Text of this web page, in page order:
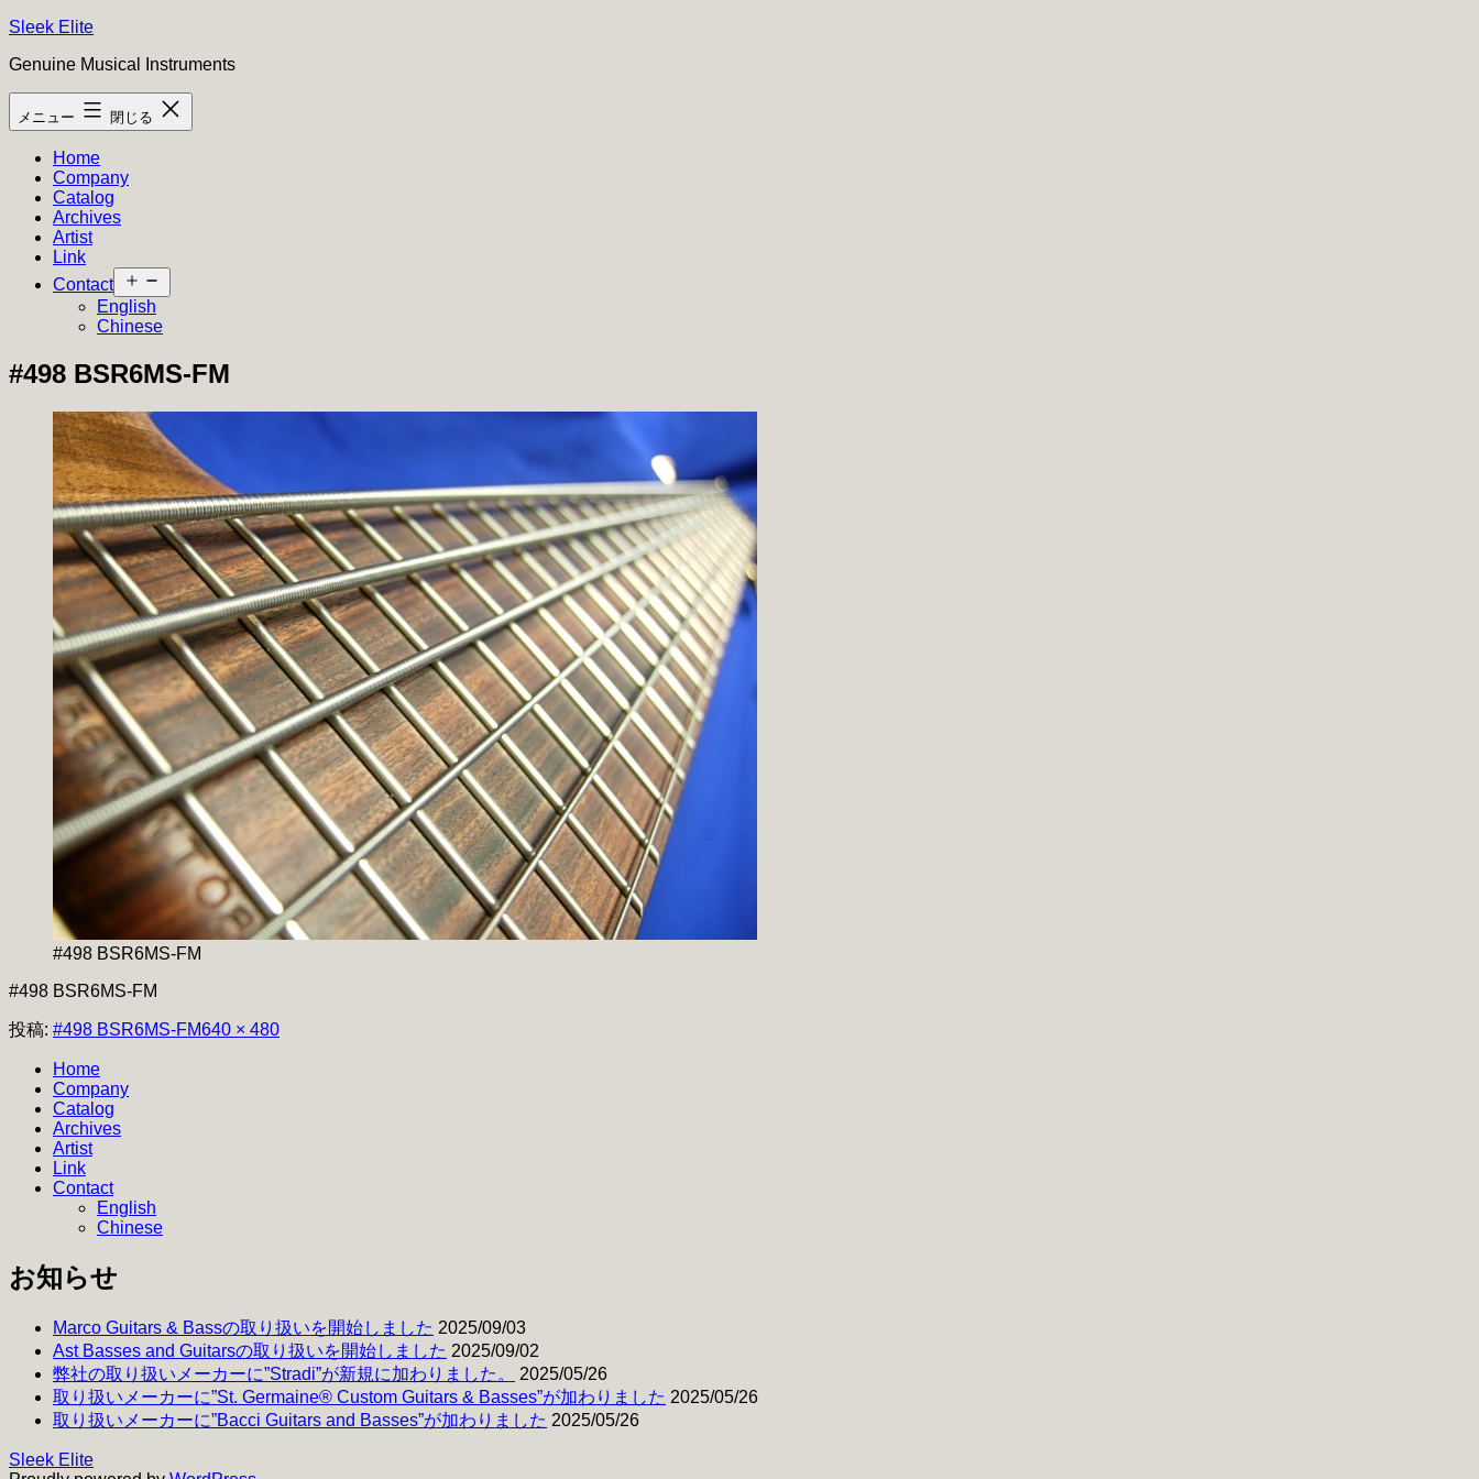
コ
テ
ン
ツ
Sleek Elite
Genuine Musical Instruments
メニュー 閉じる
Home
Company
Catalog
Archives
Artist
Link
Contact
ニ
ー
開
English
Chinese
#498 BSR6MS-FM
#498 BSR6MS-FM
#498 BSR6MS-FM
投稿: #498 BSR6MS-FMフ
640 × 480
Home
Company
Catalog
Archives
Artist
Link
Contact
English
Chinese
お知らせ
Marco Guitars & Bassの取り扱いを開始しました 2025/09/03
Ast Basses and Guitarsの取り扱いを開始しました 2025/09/02
弊社の取り扱いメーカーに”Stradi”が新規に加わりました。
2025/05/26
取り扱いメーカーに”St. Germaine® Custom Guitars & Basses”が加わりました 2025/05/26
取り扱いメーカーに”Bacci Guitars and Basses”が加わりました 2025/05/26
Sleek Elite